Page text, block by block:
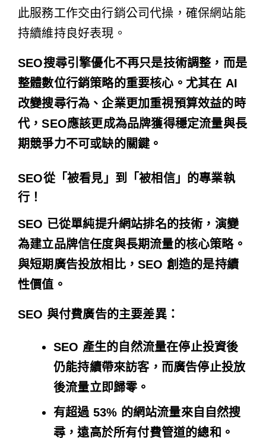
此服務工作交由行銷公司代操，確保網站能
持續維持良好表現。
SEO搜尋引擎優化不再只是技術調整，而是
整體數位行銷策略的重要核心。尤其在 AI
改變搜尋行為、企業更加重視預算效益的時
代，SEO應該更成為品牌獲得穩定流量與長
期競爭力不可或缺的關鍵。
SEO從「被看見」到「被相信」的專業執
行！
SEO 已從單純提升網站排名的技術，演變
為建立品牌信任度與長期流量的核心策略。
與短期廣告投放相比，SEO 創造的是持續
性價值。
SEO 與付費廣告的主要差異：
SEO 產生的自然流量在停止投資後
仍能持續帶來訪客，而廣告停止投放
後流量立即歸零。
有超過 53% 的網站流量來自自然搜
尋，遠高於所有付費管道的總和。